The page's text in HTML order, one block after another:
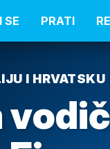
SE PRATI
I HRVATSKU